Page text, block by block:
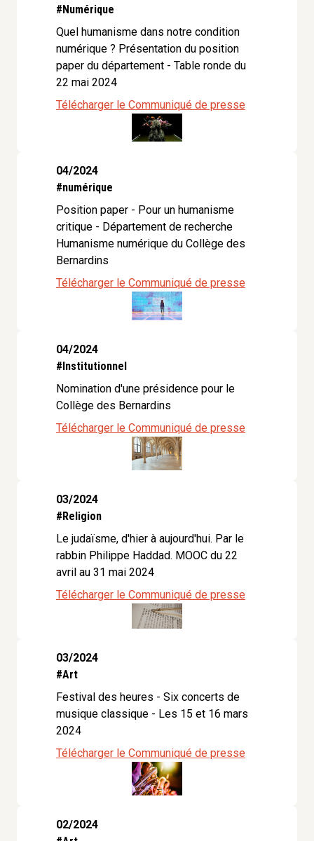
#Numérique
Quel humanisme dans notre condition
numérique ? Présentation du position
paper du département - Table ronde du
22 mai 2024
Télécharger le Communiqué de presse
04/2024
#numérique
Position paper - Pour un humanisme
critique - Département de recherche
Humanisme numérique du Collège des
Bernardins
Télécharger le Communiqué de presse
04/2024
#Institutionnel
Nomination d'une présidence pour le
Collège des Bernardins
Télécharger le Communiqué de presse
03/2024
#Religion
Le judaïsme, d'hier à aujourd'hui. Par le
rabbin Philippe Haddad. MOOC du 22
avril au 31 mai 2024
Télécharger le Communiqué de presse
03/2024
#Art
Festival des heures - Six concerts de
musique classique - Les 15 et 16 mars
2024
Télécharger le Communiqué de presse
02/2024